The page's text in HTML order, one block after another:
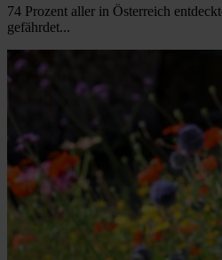
74 Prozent aller in Österreich
gefährdet...